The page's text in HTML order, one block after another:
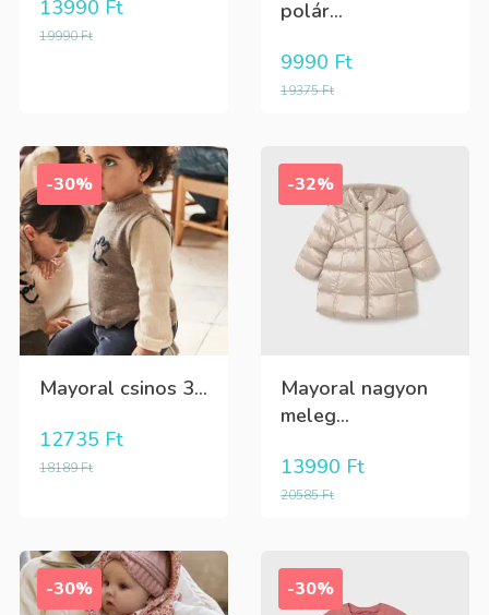
19990Ft
13990 Ft
polár...
19375Ft
9990 Ft
-30%
Mayoral csinos 3...
18189Ft
12735 Ft
-32%
Mayoral nagyon
meleg...
20585Ft
13990 Ft
-30% -30%